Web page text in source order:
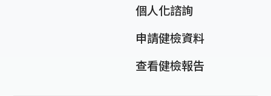
個人化諮詢
申請健檢資料
查看健檢報告